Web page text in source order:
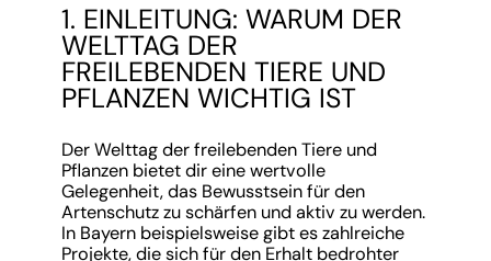
1. EINLEITUNG: WARUM DER
WELTTAG DER
FREILEBENDEN TIERE UND
PFLANZEN WICHTIG IST
Der Welttag der freilebenden Tiere und
Pflanzen bietet dir eine wertvolle
Gelegenheit, das Bewusstsein für den
Artenschutz zu schärfen und aktiv zu werden.
In Bayern beispielsweise gibt es zahlreiche
Projekte, die sich für den Erhalt bedrohter